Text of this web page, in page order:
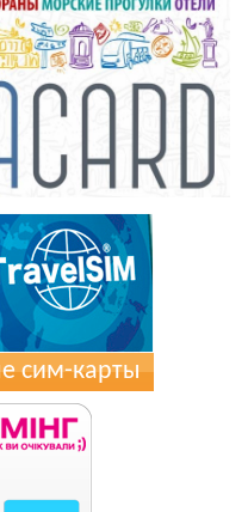
сим-карты